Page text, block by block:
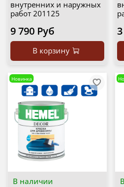
внутренних и наружных
работ 201125
9 790 Руб
В корзину
В наличии
Новинка